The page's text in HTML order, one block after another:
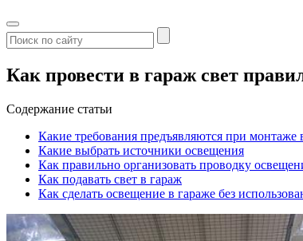
Как провести в гараж свет
Содержание статьи
Какие требования предъявляются при монтаже
Какие выбрать источники освещения
Как правильно организовать проводку
Как подавать свет в гараж
Как сделать освещение в гараже без